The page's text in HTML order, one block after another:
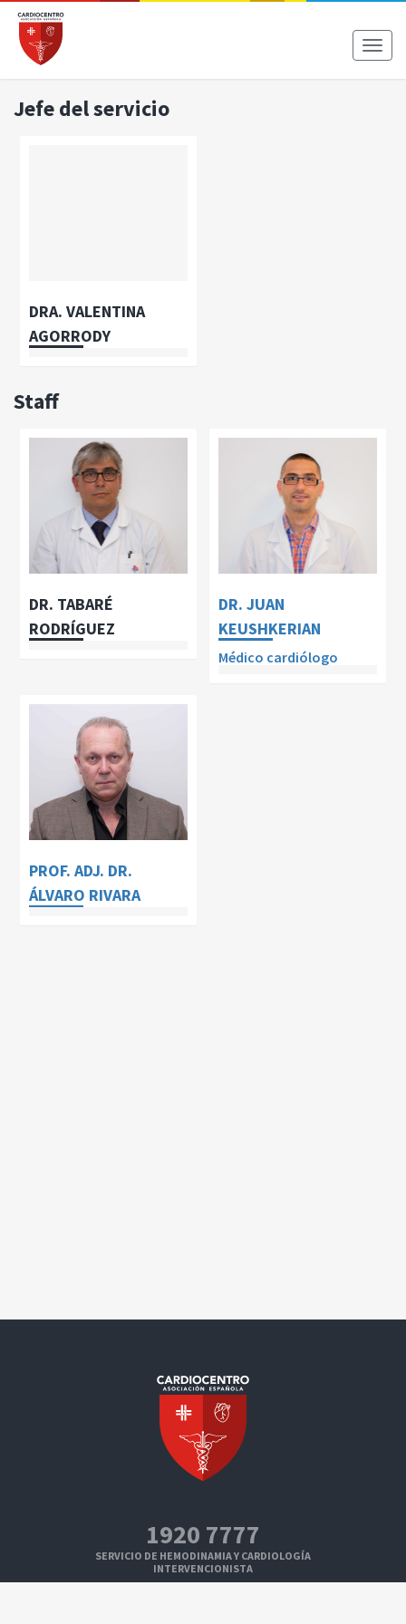
Jefe del servicio
DRA. VALENTINA
AGORRODY
Staff
DR. TABARÉ
RODRÍGUEZ
DR. JUAN
KEUSHKERIAN
Médico cardiólogo
PROF. ADJ. DR.
ÁLVARO RIVARA
1920 7777
SERVICIO DE HEMODINAMIA Y CARDIOLOGÍA
INTERVENCIONISTA